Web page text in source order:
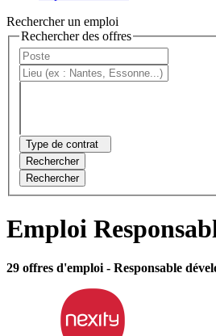
Rechercher un emploi
Rechercher des offres
Type de contrat
Rechercher
Rechercher
Emploi
29 offres d'emploi - Responsable